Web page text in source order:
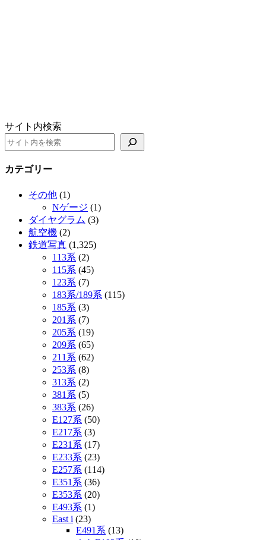
サイト内検索
カテゴリー
その他 (1)
Nゲージ (1)
ダイヤグラム (3)
航空機 (2)
鉄道写真 (1,325)
113系 (2)
115系 (45)
123系 (7)
183系/189系 (115)
185系 (3)
201系 (7)
205系 (19)
209系 (65)
211系 (62)
253系 (8)
313系 (2)
381系 (5)
383系 (26)
E127系 (50)
E217系 (3)
E231系 (17)
E233系 (23)
E257系 (114)
E351系 (36)
E353系 (20)
E493系 (1)
East i (23)
E491系 (13)